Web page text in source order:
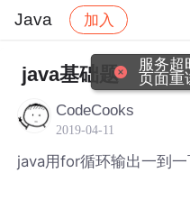
Java 加入
社区 Java 帖子详
java基础题
CodeCooks
2019-04-11
java用for循环输出一到
服务超
页面重